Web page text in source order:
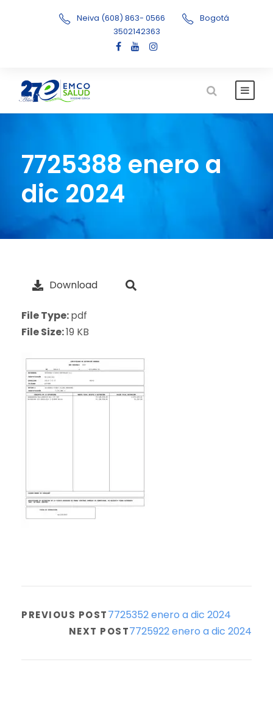
Neiva (608) 863- 0566
Bogotá
3502142363
7725388 enero a
dic 2024
Download
File Type:pdf
File Size:19 KB
PREVIOUS POST7725352 enero a dic 2024
NEXT POST7725922 enero a dic 2024